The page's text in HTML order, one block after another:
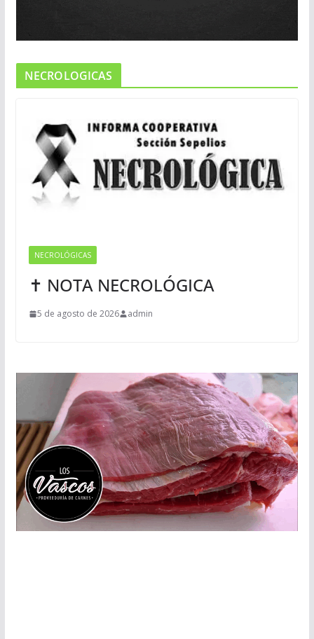
NECROLOGICAS
NECROLÓGICAS
✝ NOTA NECROLÓGICA
5 de agosto de 2026 admin